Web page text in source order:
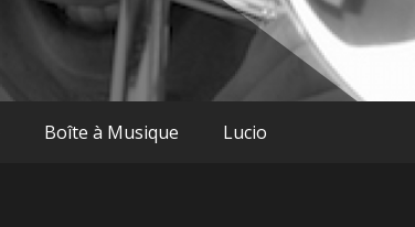
Boîte à Musique Lucio